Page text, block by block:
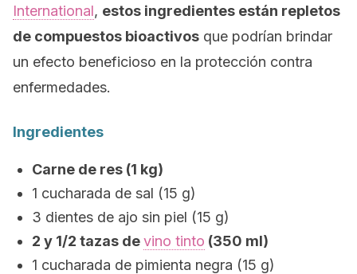
International, estos ingredientes están repletos
de compuestos bioactivos que podrían brindar
un efecto beneficioso en la protección contra
enfermedades.
Ingredientes
Carne de res (1 kg)
1 cucharada de sal (15 g)
3 dientes de ajo sin piel (15 g)
2 y 1/2 tazas devino tinto (350 ml)
1 cucharada de pimienta negra (15 g)